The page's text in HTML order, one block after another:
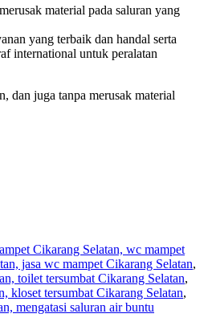
material pada saluran yang
yang terbaik dan handal serta
international untuk peralatan
dan juga tanpa merusak material
Cikarang Selatan, wc mampet
jasa wc mampet Cikarang Selatan,
toilet tersumbat Cikarang Selatan,
kloset tersumbat Cikarang Selatan,
mengatasi saluran air buntu